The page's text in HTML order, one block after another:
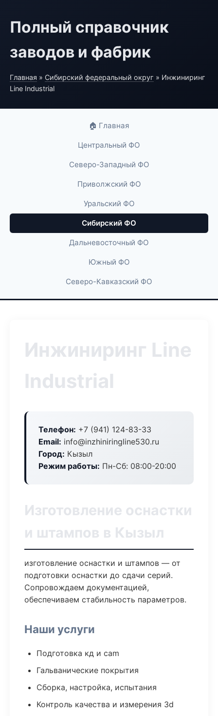
Полный справочник
заводов и фабрик
Главная » Сибирский федеральный округ » Инжиниринг
Line Industrial
🏠 Главная
Центральный ФО
Северо-Западный ФО
Приволжский ФО
Уральский ФО
Сибирский ФО
Дальневосточный ФО
Южный ФО
Северо-Кавказский ФО
Инжиниринг Line
Industrial
Телефон: +7 (941) 124-83-33
Email: info@inzhiniringline530.ru
Город: Кызыл
Режим работы: Пн-Сб: 08:00-20:00
Изготовление оснастки
и штампов в Кызыл
изготовление оснастки и штампов — от
подготовки оснастки до сдачи серий.
Сопровождаем документацией,
обеспечиваем стабильность параметров.
Наши услуги
Подготовка кд и cam
Гальванические покрытия
Сборка, настройка, испытания
Контроль качества и измерения 3d